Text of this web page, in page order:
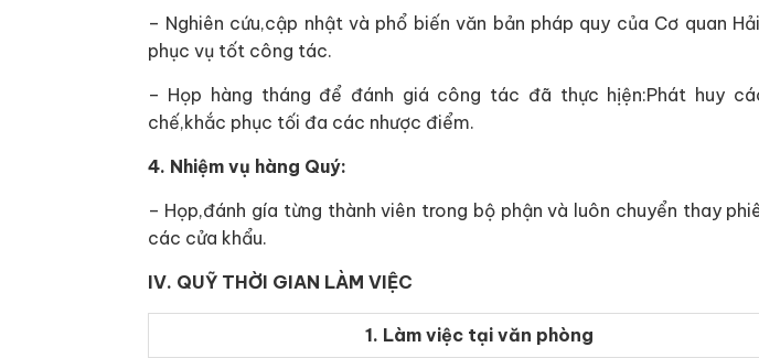
– Nghiên cứu,cập nhật và phổ biến văn bản pháp quy của Cơ quan
phục vụ tốt công tác.
– Họp hàng tháng để đánh giá công tác đã thực hịện:Phát huy
chế,khắc phục tối đa các nhược điểm.
4. Nhiệm vụ hàng Quý:
– Họp,đánh gía từng thành viên trong bộ phận và luôn chuyển thay
các cửa khẩu.
IV. QUỸ THỜI GIAN LÀM VIỆC
1. Làm việc tại văn phòng